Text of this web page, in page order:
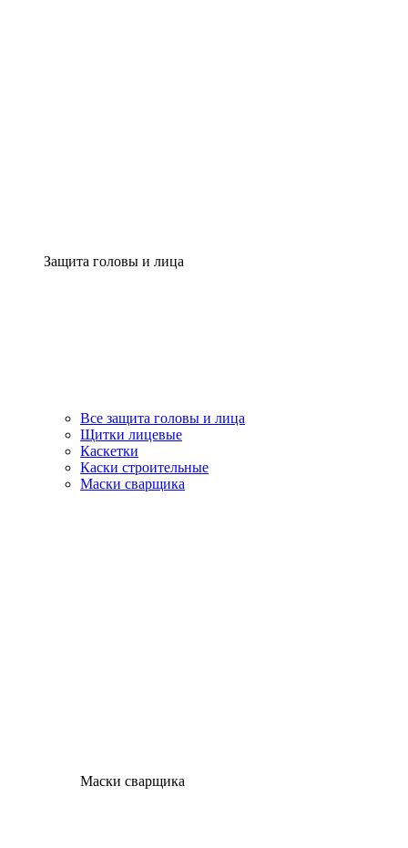
Защита головы и лица
Все защита головы и лица
Щитки лицевые
Каскетки
Каски строительные
Маски сварщика
Маски сварщика